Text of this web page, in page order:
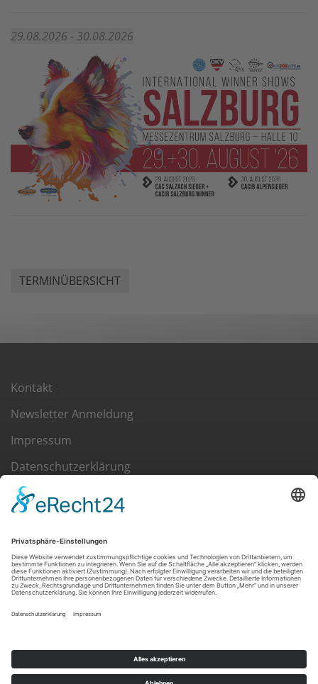
29.08.2026 - 30.08.2026
TERMINÜBERSICHT
Kontakt
Newsletter Anmeldung
Impressum
Datenschutzerklärung
Cookie-Einstellungen
ÖSTERREICHISCHER KYNOLOGENVERBAND
Eingetragener Verein in Österreich
T:+43-(0)2236/710 667